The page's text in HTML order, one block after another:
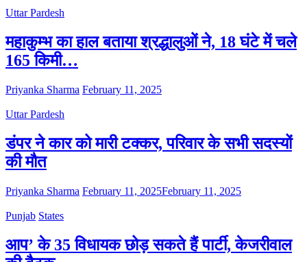
Uttar Pardesh
महाकुम्भ का हाल बताया श्रद्धालुओं ने, 18 घंटे में चले
165 किमी…
Priyanka Sharma February 11, 2025
Uttar Pardesh
डंपर ने कार को मारी टक्कर, परिवार के सभी सदस्यों
की मौत
Priyanka Sharma February 11, 2025February 11, 2025
Punjab States
आप’ के 35 विधायक छोड़ सकते हैं पार्टी, केजरीवाल